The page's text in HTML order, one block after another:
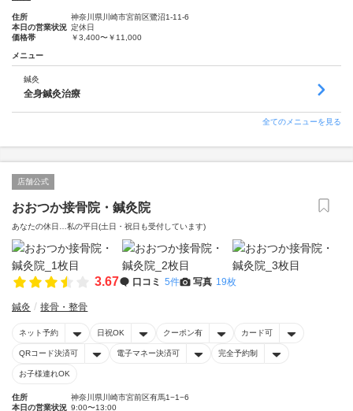
住所
神奈川県川崎市宮前区鷺沼1-11-6
本日の営業状況 定休日
価格帯
￥3,400〜￥11,000
メニュー
鍼灸
全身鍼灸治療
全てのメニューを見る
店舗公式
おおつか接骨院・鍼灸院
あなたの休日…私の平日(土日・祝日も受付しています)
3.67 口コミ 5件 写真 19枚
鍼灸 接骨・整骨
ネット予約 日祝OK クーポン有 カード可
QRコード決済可 電子マネー決済可 完全予約制
お子様連れOK
住所
神奈川県川崎市宮前区有馬1−1−6
本日の営業状況 9:00〜13:00